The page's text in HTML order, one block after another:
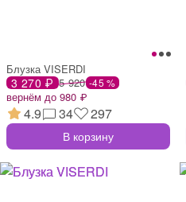
Блузка VISERDI
3 270 ₽ 5 920 -45 %
вернём до 980 ₽
4.9 34 297
В корзину